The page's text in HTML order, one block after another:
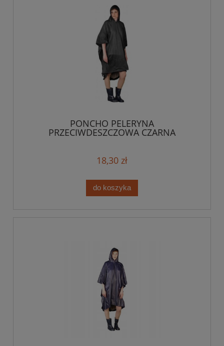
PONCHO PELERYNA
PRZECIWDESZCZOWA CZARNA
18,30 zł
do koszyka